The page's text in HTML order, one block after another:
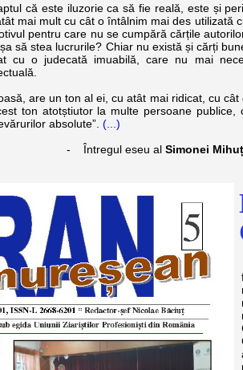
că este iluzorie ca să fie reală, este și
mai mult cu cât o întâlnim mai des utilizată
pentru care nu se cumpără cărțile
să stea lucrurile? Chiar nu există și cărți
cu o judecată imuabilă, care nu mai
are un ton al ei, cu atât mai ridicat, cu cât
ton atotștiutor la multe persoane publice,
absolute”.(...)
- Întregul eseu al Simonei